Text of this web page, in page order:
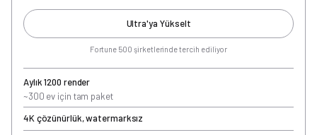
Ultra'ya Yükselt
Fortune 500 şirketlerinde tercih ediliyor
Aylık 1200 render
~300 ev için tam paket
4K çözünürlük, watermarksız